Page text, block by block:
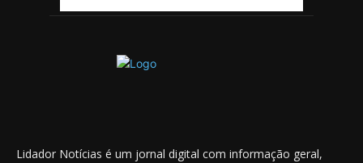
Lidador Notícias é um jornal digital com informação geral,